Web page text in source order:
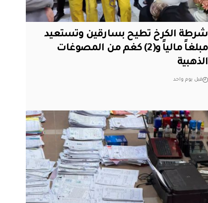
شرطة الكرخ تطيح بسارقين وتستعيد
مبلغاً مالياً و(2) كغم من المصوغات
الذهبية
قبل يوم واحد